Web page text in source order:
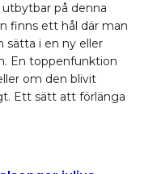
utbytbar på denna
finns ett hål där man
sätta i en ny eller
En toppenfunktion
om den blivit
Ett sätt att förlänga